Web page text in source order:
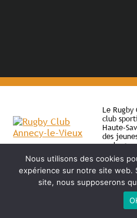
Le Rugby
club
Haute-
des
rugby en
2026 - RC Annecy-le-Vieux | Site
MENTIONS
Nous utilisons des cookies
expérience sur notre site web.
site, nous supposerons